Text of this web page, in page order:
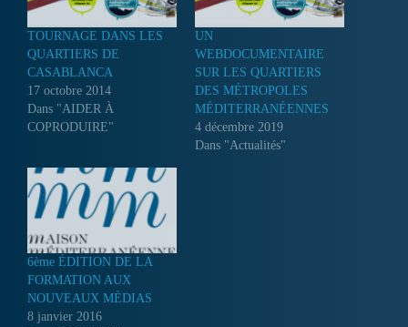
TOURNAGE DANS LES
QUARTIERS DE
CASABLANCA
17 octobre 2014
Dans "AIDER À
COPRODUIRE"
UN
WEBDOCUMENTAIRE
SUR LES QUARTIERS
DES MÉTROPOLES
MÉDITERRANÉENNES
4 décembre 2019
Dans "Actualités"
6ème ÉDITION DE LA
FORMATION AUX
NOUVEAUX MÉDIAS
8 janvier 2016